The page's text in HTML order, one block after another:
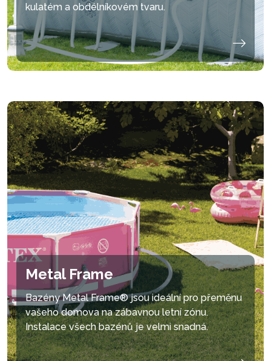
kulatém a obdélníkovém tvaru.
Metal Frame
Bazény Metal Frame® jsou ideální pro přeměnu
vašeho domova na zábavnou letní zónu.
Instalace všech bazénů je velmi snadná.